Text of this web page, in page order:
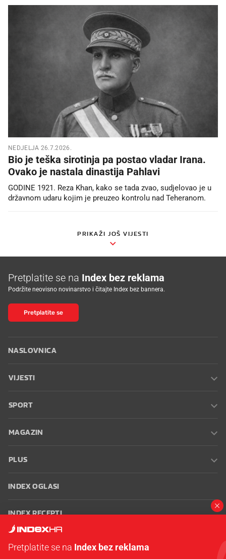
NEDJELJA 26.7.2026.
Bio je teška sirotinja pa postao vladar Irana.
Ovako je nastala dinastija Pahlavi
GODINE 1921. Reza Khan, kako se tada zvao, sudjelovao je u
državnom udaru kojim je preuzeo kontrolu nad Teheranom.
PRIKAŽI JOŠ VIJESTI
Pretplatite se na Index bez reklama
Podržite neovisno novinarstvo i čitajte Index bez bannera.
Pretplatite se
NASLOVNICA
VIJESTI
SPORT
MAGAZIN
PLUS
INDEX OGLASI
INDEX RECEPTI
Pretplatite se na Index bez reklama